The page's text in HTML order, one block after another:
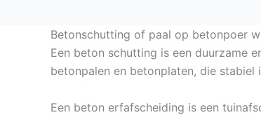
Betonschutting of paal op betonpoer
Een beton schutting is een duurzame
betonpalen en betonplaten, die
Een beton erfafscheiding is een